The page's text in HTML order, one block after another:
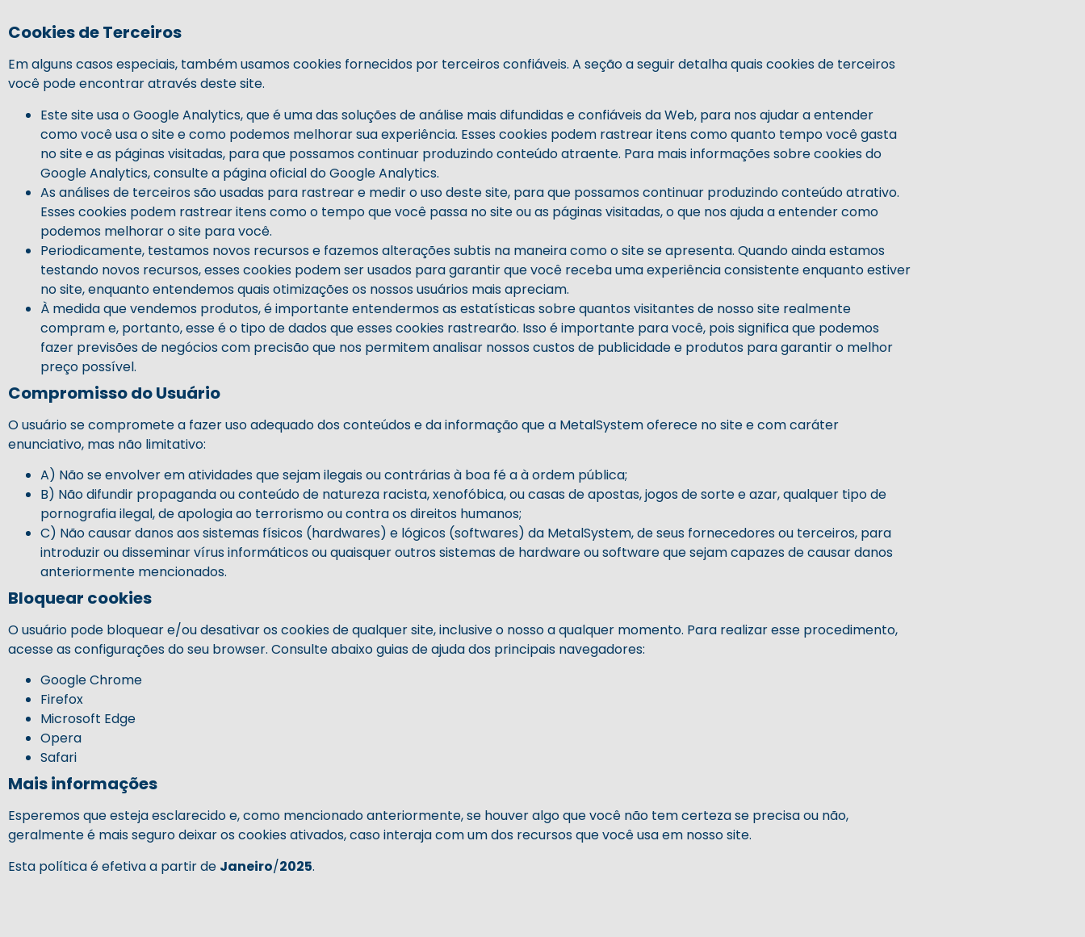
Cookies de Terceiros
Em alguns casos especiais, também usamos cookies fornecidos por terceiros confiáveis. A seção a seguir detalha quais cookies de terceiros
você pode encontrar através deste site.
Este site usa oGoogle Analytics, que é uma das soluções de análise mais difundidas e confiáveis ​​da Web, para nos ajudar a entender
como você usa o site e como podemos melhorar sua experiência. Esses cookies podem rastrear itens como quanto tempo você gasta
no site e as páginas visitadas, para que possamos continuar produzindo conteúdo atraente. Para mais informações sobre cookies do
Google Analytics, consulte a página oficial do Google Analytics.
As análises de terceiros são usadas para rastrear e medir o uso deste site, para que possamos continuar produzindo conteúdo atrativo.
Esses cookies podem rastrear itens como o tempo que você passa no site ou as páginas visitadas, o que nos ajuda a entender como
podemos melhorar o site para você.
Periodicamente, testamos novos recursos e fazemos alterações subtis na maneira como o site se apresenta. Quando ainda estamos
testando novos recursos, esses cookies podem ser usados ​​para garantir que você receba uma experiência consistente enquanto estiver
no site, enquanto entendemos quais otimizações os nossos usuários mais apreciam.
À medida que vendemos produtos, é importante entendermos as estatísticas sobre quantos visitantes de nosso site realmente
compram e, portanto, esse é o tipo de dados que esses cookies rastrearão. Isso é importante para você, pois significa que podemos
fazer previsões de negócios com precisão que nos permitem analisar nossos custos de publicidade e produtos para garantir o melhor
preço possível.
Compromisso do Usuário
O usuário se compromete a fazer uso adequado dos conteúdos e da informação que a MetalSystem oferece no site e com caráter
enunciativo, mas não limitativo:
A) Não se envolver em atividades que sejam ilegais ou contrárias à boa fé a à ordem pública;
B) Não difundir propaganda ou conteúdo de natureza racista, xenofóbica, ou casas de apostas, jogos de sorte e azar, qualquer tipo de
pornografia ilegal, de apologia ao terrorismo ou contra os direitos humanos;
C) Não causar danos aos sistemas físicos (hardwares) e lógicos (softwares) da MetalSystem, de seus fornecedores ou terceiros, para
introduzir ou disseminar vírus informáticos ou quaisquer outros sistemas de hardware ou software que sejam capazes de causar danos
anteriormente mencionados.
Bloquear cookies
O usuário pode bloquear e/ou desativar os cookies de qualquer site, inclusive o nosso a qualquer momento. Para realizar esse procedimento,
acesse as configurações do seu browser. Consulte abaixo guias de ajuda dos principais navegadores:
Google Chrome
Firefox
Microsoft Edge
Opera
Safari
Mais informações
Esperemos que esteja esclarecido e, como mencionado anteriormente, se houver algo que você não tem certeza se precisa ou não,
geralmente é mais seguro deixar os cookies ativados, caso interaja com um dos recursos que você usa em nosso site.
Esta política é efetiva a partir de Janeiro/2025.